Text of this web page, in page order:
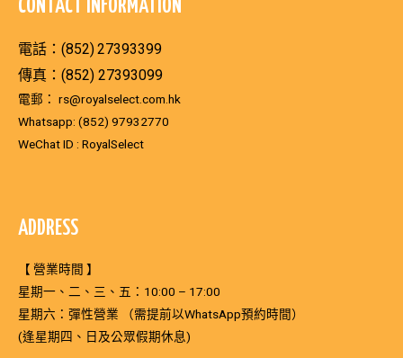
CONTACT INFORMATION
電話：(852)27393399
傳真：(852) 27393099
電郵： rs@royalselect.com.hk
Whatsapp: (852) 97932770
WeChat ID : RoyalSelect
ADDRESS
【 營業時間 】
星期一、二、三、五：10:00 – 17:00
星期六：彈性營業 （需提前以WhatsApp預約時間）
(逢星期四、日及公眾假期休息)